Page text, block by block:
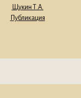
Щукин Т.А.
Публикация